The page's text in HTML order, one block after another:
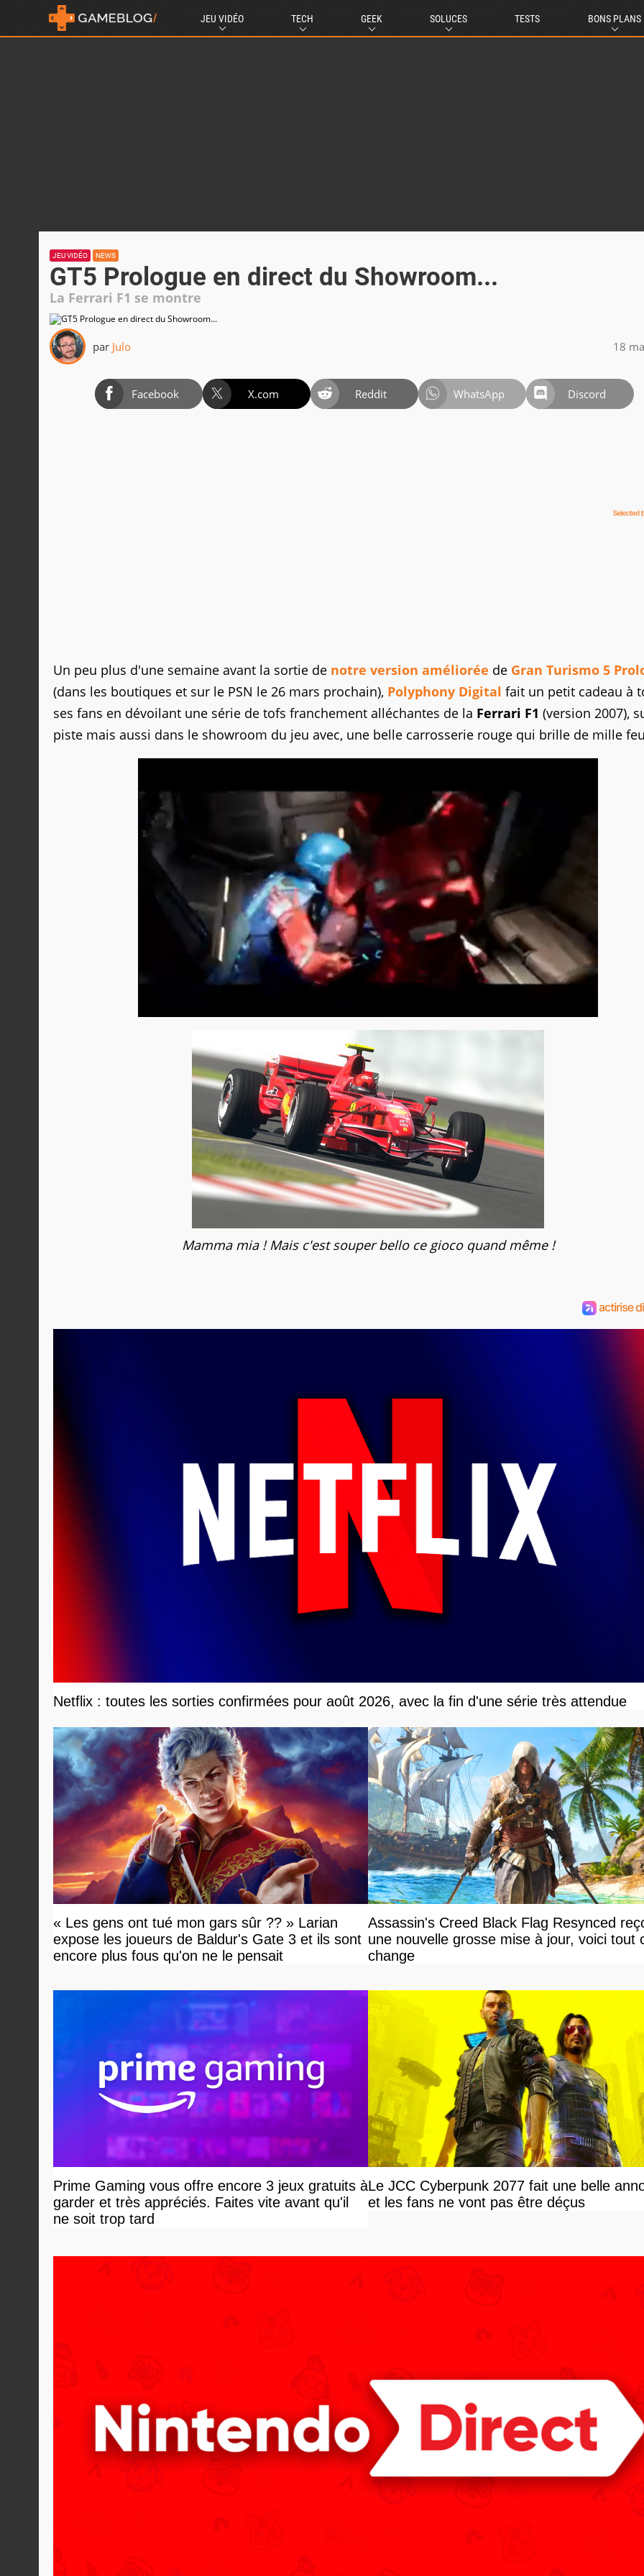
JEU VIDÉO TECH GEEK SOLUCES TESTS BONS PLANS
JEU VIDÉO NEWS
GT5 Prologue en direct du Showroom...
La Ferrari F1 se montre
par Julo 18
Facebook X.com Reddit WhatsApp Discord
Un peu plus d'une semaine avant la sortie de notre version améliorée de Gran Turismo 5
(dans les boutiques et sur le PSN le 26 mars prochain), Polyphony Digital fait un petit cadeau à
ses fans en dévoilant une série de tofs franchement alléchantes de la Ferrari F1 (version 2007),
piste mais aussi dans le showroom du jeu avec, une belle carrosserie rouge qui brille de mille
Mamma mia ! Mais c'est souper bello ce gioco quand même !
Netflix : toutes les sorties confirmées pour août 2026, avec la fin d'une série très attendue
« Les gens ont tué mon gars sûr ?? » Larian
expose les joueurs de Baldur's Gate 3 et ils sont
encore plus fous qu'on ne le pensait
Assassin's Creed Black Flag Resynced
une nouvelle grosse mise à jour, voici tout
change
Prime Gaming vous offre encore 3 jeux gratuits à
garder et très appréciés. Faites vite avant qu'il
ne soit trop tard
Le JCC Cyberpunk 2077 fait une belle
et les fans ne vont pas être déçus